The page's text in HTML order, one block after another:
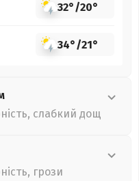
32°/20°
34°/21°
слабкий дощ
грози